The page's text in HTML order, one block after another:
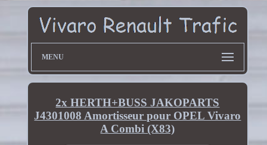
MENU
2x HERTH+BUSS JAKOPARTS
J4301008 Amortisseur pour OPEL Vivaro
A Combi (X83)